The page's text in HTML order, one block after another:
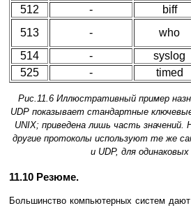
512
- biff
513
- who
514
- syslog
525
- timed
Рис.11.6 Иллюстративный пример
UDP показывает стандартные
UNIX; приведена лишь часть значений.
другие протоколы используют те же
и UDP, для
11.10 Резюме.
Большинство компьютеpных систем